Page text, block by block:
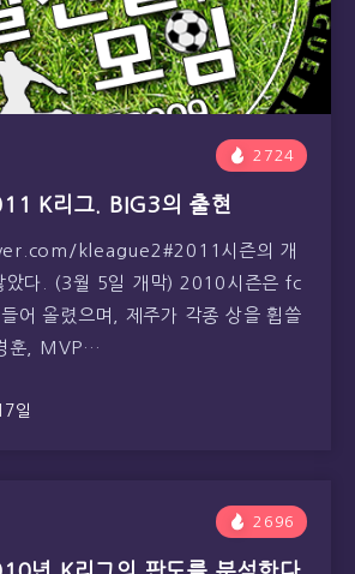
2724
K리그. BIG3의 출현
kleague2#2011시즌의 개
았다. (3월 5일 개막) 2010시즌은 fc
어 올렸으며, 제주가 각종 상을 휩쓸
훈, MVP…
일
2696